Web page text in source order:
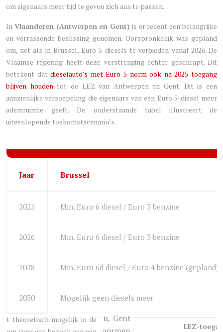
om eigenaars meer tijd te geven zich aan te passen.
In Vlaanderen (Antwerpen en Gent) is er recent een belangrijke
en verrassende beslissing genomen. Oorspronkelijk was gepland
om, net als in Brussel, Euro 5-diesels te verbieden vanaf 2026. De
Vlaamse regering heeft deze verstrenging echter geschrapt. Dit
betekent datdieselauto’s met Euro 5-norm ook na 2025 toegang
blijven houdentot de LEZ van Antwerpen en Gent. Dit is een
aanzienlijke versoepeling die eigenaars van een Euro 5-diesel meer
ademruimte geeft. De onderstaande tabel illustreert de
uiteenlopende toekomstscenario’s.
LEZ-
Jaar Brussel
2025 Min. Euro 6 diesel / Euro 3 benzine
2026 Min. Euro 6 diesel / Euro 3 benzine
2028 Min. Euro 6d diesel / Euro 4 benzine (gepland)
2030 Mogelijk geen diesels meer